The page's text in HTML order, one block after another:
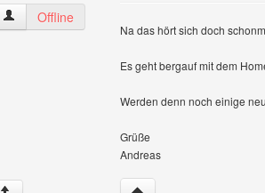
muepfe-radio Benutzer-Profile anzeigen
Offline
Na das hört sich doch
Es geht bergauf mit dem
Werden denn noch einige
Grüße
Andreas